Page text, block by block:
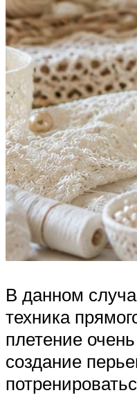
В данном
техника
плетение
создание